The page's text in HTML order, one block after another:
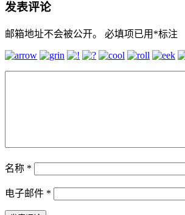
发表评论
邮箱地址不会被公开。 必填项已用 *标注
名称 *
电子邮件 *